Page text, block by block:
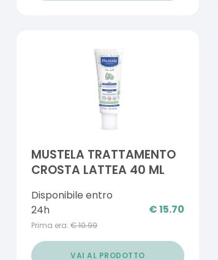
MUSTELA TRATTAMENTO
CROSTA LATTEA 40 ML
Disponibile entro
24h
Prima era: €10.99
€15.70
VAI AL PRODOTTO